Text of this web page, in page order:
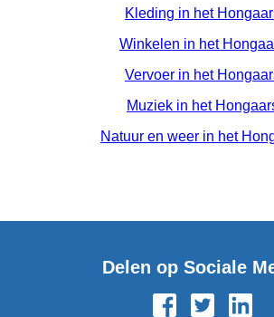
Kleding in het
Winkelen in het
Vervoer in het
Muziek in het
Natuur en weer in het
Delen op Sociale